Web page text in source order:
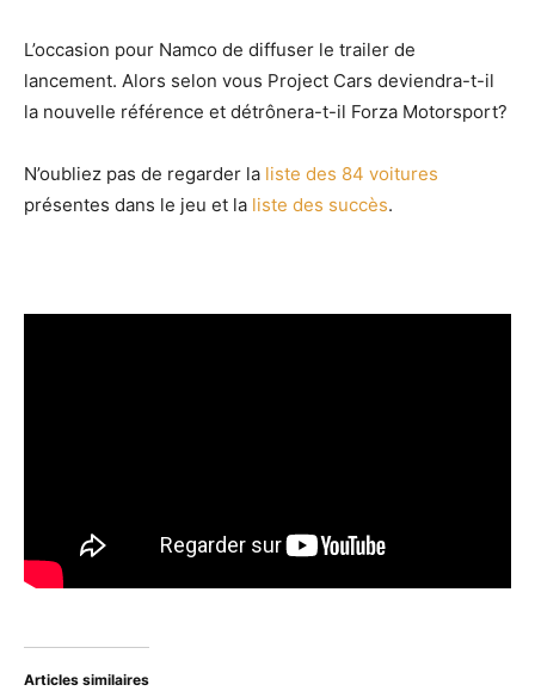
L’occasion pour Namco de diffuser le trailer de
lancement. Alors selon vous Project Cars deviendra-t-il
la nouvelle référence et détrônera-t-il Forza Motorsport?
N’oubliez pas de regarder la liste des 84 voitures
présentes dans le jeu et la liste des succès.
Articles similaires